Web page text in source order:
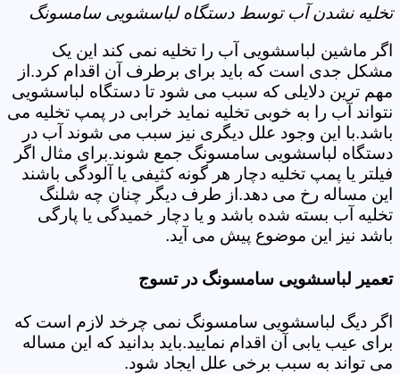
تخلیه نشدن آب توسط دستگاه لباسشویی سامسونگ
اگر ماشین لباسشویی آب را تخلیه نمی کند این یک
مشکل جدی است که باید برای برطرف آن اقدام کرد.از
مهم ترین دلایلی که سبب می شود تا دستگاه لباسشویی
نتواند آب را به خوبی تخلیه نماید خرابی در پمپ تخلیه می
باشد.با این وجود علل دیگری نیز سبب می شوند آب در
دستگاه لباسشویی سامسونگ جمع شوند.برای مثال اگر
فیلتر یا پمپ تخلیه دچار هر گونه کثیفی یا آلودگی باشند
این مساله رخ می دهد.از طرف دیگر چنان چه شلنگ
تخلیه آب بسته شده باشد و یا دچار خمیدگی یا پارگی
باشد نیز این موضوع پیش می آید.
تعمیر لباسشویی سامسونگ در تسوج
اگر دیگ لباسشویی سامسونگ نمی چرخد لازم است که
برای عیب یابی آن اقدام نمایید.باید بدانید که این مساله
می تواند به سبب برخی علل ایجاد شود.